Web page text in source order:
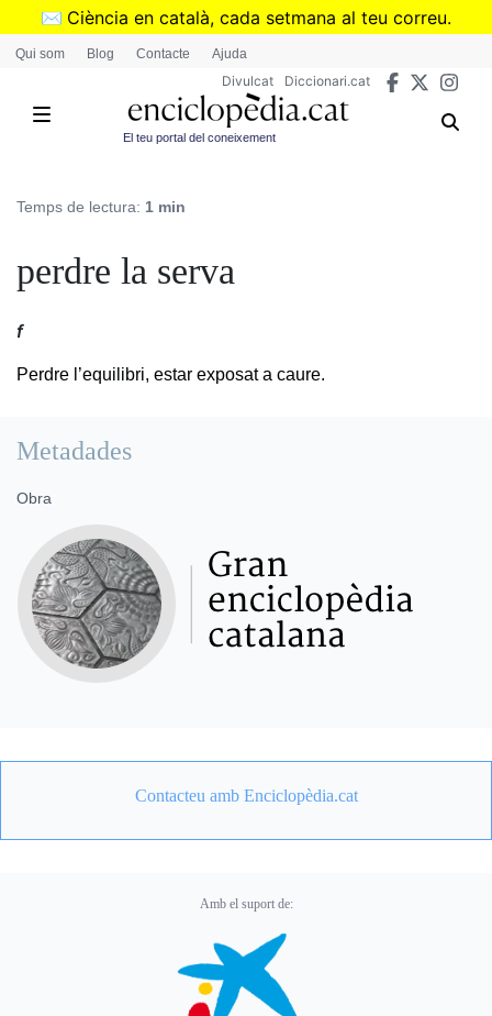
Vés
✉️ Ciència en català, cada setmana al teu correu.
➜Subscriu-te al butlletí de Divulcat
Qui som Blog Contacte Ajuda
Divulcat Diccionari.cat
El teu portal del coneixement
Temps de lectura: 1 min
perdre la serva
f
Perdre l’equilibri, estar exposat a caure.
Metadades
Obra
Contacteu amb Enciclopèdia.cat
Amb el suport de: